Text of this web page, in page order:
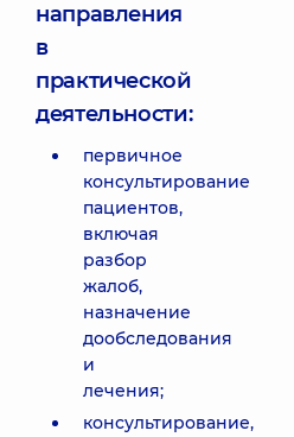
направления
в
практической
деятельности:
первичное
консультирование
пациентов,
включая
разбор
жалоб,
назначение
дообследования
и
лечения;
консультирование,